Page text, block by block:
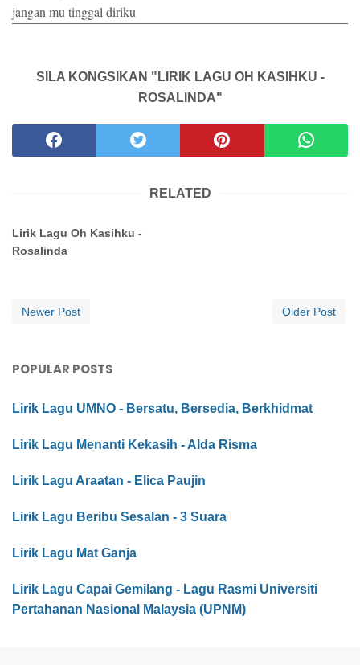
jangan mu tinggal diriku
SILA KONGSIKAN "LIRIK LAGU OH KASIHKU -
ROSALINDA"
RELATED
Lirik Lagu Oh Kasihku -
Rosalinda
Newer Post Older Post
POPULAR POSTS
Lirik Lagu UMNO - Bersatu, Bersedia, Berkhidmat
Lirik Lagu Menanti Kekasih - Alda Risma
Lirik Lagu Araatan - Elica Paujin
Lirik Lagu Beribu Sesalan - 3 Suara
Lirik Lagu Mat Ganja
Lirik Lagu Capai Gemilang - Lagu Rasmi Universiti
Pertahanan Nasional Malaysia (UPNM)